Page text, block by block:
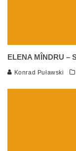
ELENA MÎNDRU –
Konrad Puławski